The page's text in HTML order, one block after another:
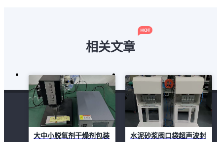
相关文章
大中小脱氧剂干燥剂包装
水泥砂浆阀口袋超声波封